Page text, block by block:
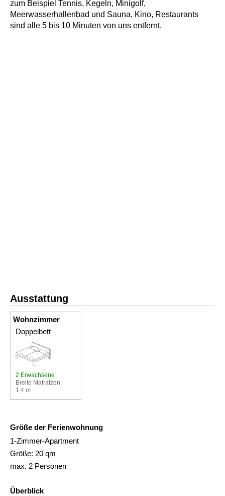
zum Beispiel Tennis, Kegeln, Minigolf,
Meerwasserhallenbad und Sauna, Kino, Restaurants
sind alle 5 bis 10 Minuten von uns entfernt.
Ausstattung
Wohnzimmer
Doppelbett
2 Erwachsene
Breite Matratzen:
1,4 m
Größe der Ferienwohnung
1-Zimmer-Apartment
Größe: 20 qm
max. 2 Personen
Überblick